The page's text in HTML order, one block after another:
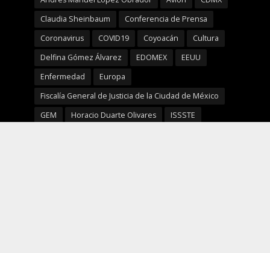
Claudia Sheinbaum
Conferencia de Prensa
Coronavirus
COVID19 Coyoacán
Cultura
Delfina Gómez Álvarez
EDOMEX
EEUU
Enfermedad
Europa
Fiscalía General de Justicia de la Ciudad de México
GEM
Horacio Duarte Olivares
ISSSTE